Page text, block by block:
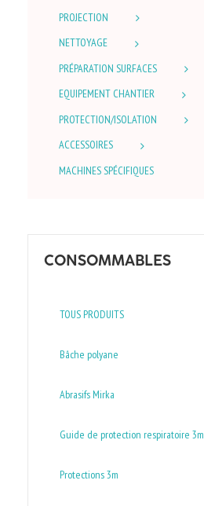
PROJECTION
NETTOYAGE
PRÉPARATION SURFACES
EQUIPEMENT CHANTIER
PROTECTION/ISOLATION
ACCESSOIRES
MACHINES SPÉCIFIQUES
CONSOMMABLES
TOUS PRODUITS
Bâche polyane
Abrasifs Mirka
Guide de protection respiratoire 3m
Protections 3m